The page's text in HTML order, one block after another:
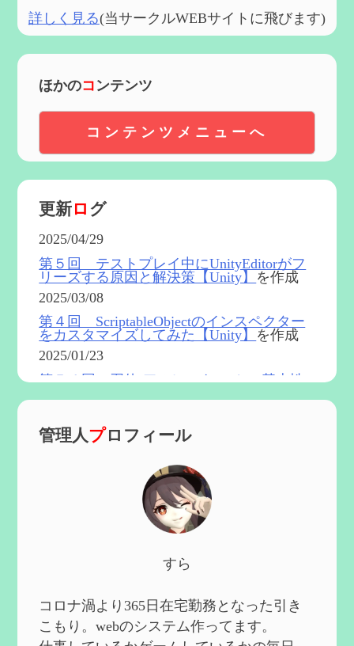
詳しく見る(当サークルWEBサイトに飛びます)
ほかのコ ンテンツ
コンテンツメニューへ
更新ロ グ
2025/04/29
第５回 テストプレイ中にUnityEditorがフ
リーズする原因と解決策【Unity】 を作成
2025/03/08
第４回 ScriptableObjectのインスペクター
をカスタマイズしてみた【Unity】 を作成
2025/01/23
第５４回 召使(アルレッキーノ)の基本性
第６０回 炎神マーヴィカの性能、探索に
第５９回 アチーブメント「対決者・２」
を作成
第５８回 集敵以外のすべてを持ってしま
ったサポーターシロネンの解説【2凸ま
2024/09/02
第５７回 アチーブメント「対決者・１」
を手に入れたい
を作成
管理人プロフィール
すら
コロナ渦より365日在宅勤務となった引き
こもり。webのシステム作ってます。